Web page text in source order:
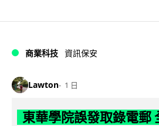
商業科技 資訊保安
Lawton 1 日
東華學院誤發取錄電郵